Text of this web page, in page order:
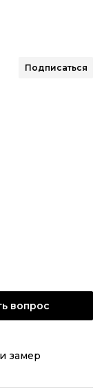
Подписаться
вопрос
замер